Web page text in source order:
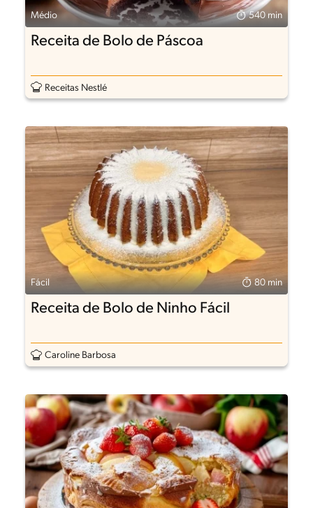
Médio 540 min
Receita de Bolo de Páscoa
Receitas Nestlé
Fácil 80 min
Receita de Bolo de Ninho Fácil
Caroline Barbosa